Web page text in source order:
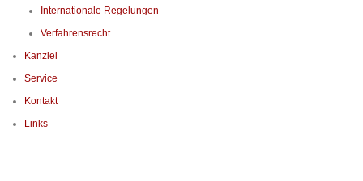
Internationale Regelungen
Verfahrensrecht
Kanzlei
Service
Kontakt
Links